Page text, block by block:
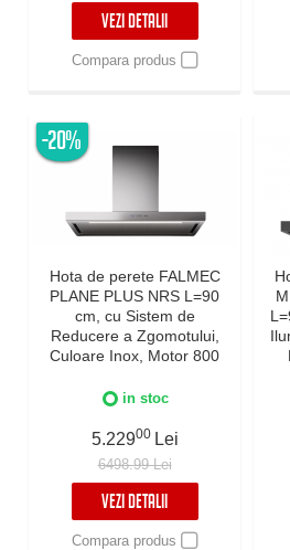
VEZI DETALII
Compara produs
-20%
Hota de perete FALMEC
PLANE PLUS NRS L=90
cm, cu Sistem de
Reducere a Zgomotului,
Culoare Inox, Motor 800
comunicare wireless intre
Aspiratie perimetrala,
Iluminare LED dimabila si
Dynamic Control electronic
in stoc
5.22900 Lei
6498.99 Lei
VEZI DETALII
Compara produs